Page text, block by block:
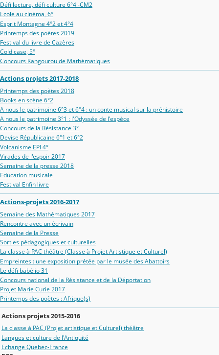
Défi lecture, défi culture 6°4 -CM2
Ecole au cinéma, 6°
Esprit Montagne 4°2 et 4°4
Printemps des poètes 2019
Festival du livre de Cazères
Cold case, 5°
Concours Kangourou de Mathématiques
Actions projets 2017-2018
Printemps des poètes 2018
Books en scène 6°2
A nous le patrimoine 6°3 et 6°4 : un conte musical sur la préhistoire
A nous le patrimoine 3°1 : l'Odyssée de l'espèce
Concours de la Résistance 3°
Devise Républicaine 6°1 et 6°2
Volcanisme EPI 4°
Virades de l'espoir 2017
Semaine de la presse 2018
Education musicale
Festival Enfin livre
Actions-projets 2016-2017
Semaine des Mathématiques 2017
Rencontre avec un écrivain
Semaine de la Presse
Sorties pédagogiques et culturelles
La classe à PAC théâtre (Classe à Projet Artistique et Culturel)
Empreintes : une exposition prétée par le musée des Abattoirs
Le défi babélio 31
Concours national de la Résistance et de la Déportation
Projet Marie Curie 2017
Printemps des poètes : Afrique(s)
Actions projets 2015-2016
La classe à PAC (Projet artistique et Culturel) théâtre
Langues et culture de l'Antiquité
Echange Quebec-France